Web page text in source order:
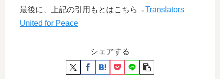
最後に、上記の引用もとはこちら→Translators
United for Peace
シェアする